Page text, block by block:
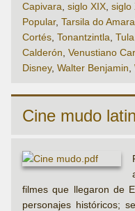
Capivara, siglo XIX, siglo
Popular, Tarsila do
Cortés, Tonantzintla, Tula
Calderón, Venustiano
Disney, Walter Benjamin,
Cine mudo
filmes que llegaron de
personajes históricos;